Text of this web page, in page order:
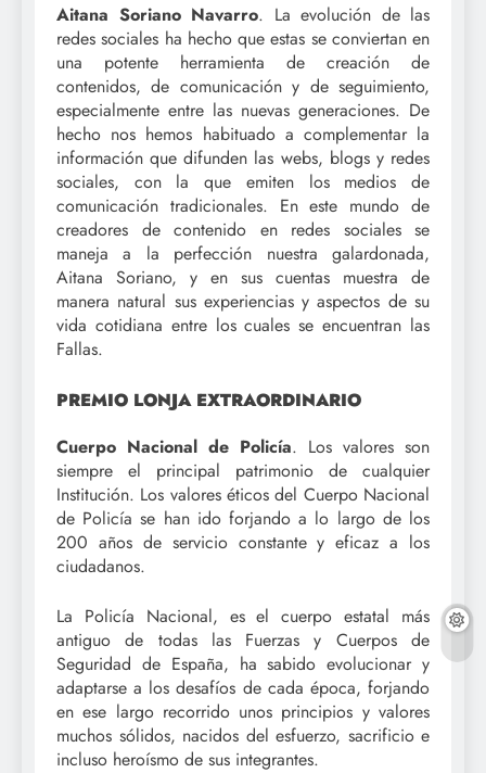
Aitana Soriano Navarro. La evolución de las
redes sociales ha hecho que estas se conviertan en
una potente herramienta de creación de
contenidos, de comunicación y de seguimiento,
especialmente entre las nuevas generaciones. De
hecho nos hemos habituado a complementar la
información que difunden las webs, blogs y redes
sociales, con la que emiten los medios de
comunicación tradicionales. En este mundo de
creadores de contenido en redes sociales se
maneja a la perfección nuestra galardonada,
Aitana Soriano, y en sus cuentas muestra de
manera natural sus experiencias y aspectos de su
vida cotidiana entre los cuales se encuentran las
Fallas.
PREMIO LONJA EXTRAORDINARIO
Cuerpo Nacional de Policía. Los valores son
siempre el principal patrimonio de cualquier
Institución. Los valores éticos del Cuerpo Nacional
de Policía se han ido forjando a lo largo de los
200 años de servicio constante y eficaz a los
ciudadanos.
La Policía Nacional, es el cuerpo estatal más
antiguo de todas las Fuerzas y Cuerpos de
Seguridad de España, ha sabido evolucionar y
adaptarse a los desafíos de cada época, forjando
en ese largo recorrido unos principios y valores
muchos sólidos, nacidos del esfuerzo, sacrificio e
incluso heroísmo de sus integrantes.